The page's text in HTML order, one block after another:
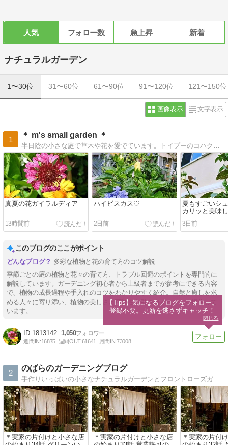
人気 フォロー数 急上昇 新着
ナチュラルガーデン
1〜30位 31〜60位 61〜90位 91〜120位 121〜150位
画像表示 文字表示
1
＊ m's small garden ＊
真夏の花ガイラルディア
13時間前
ハイビスカス♡
2日前
夏もすごいシ
カリッと美味
3日前
このブログのここがポイント
多彩な植物と花の育て方のコツ解説
季節ごとの庭の植物と花々の育て方、トラブル回避のポイントを専門的に
解説しています。ガーデニング初心者から上級者までが参考にできる内容
で、植物の成長過程や手入れのコツをわかりやすく紹介。自然と癒しを求
める人々に寄り添い、植物の美しさと可能性を引き出すヒントを提供して
います。
1813142 1,050
週間IN:16875 週間OUT:61641 月間IN:73008
2
のばらのガーデニングブログ
手作りいっぱいの小さなナチュラルガーデンとフロントローズガーデンﾟ･*:.｡.そして可愛い犬猫日記と日々のことを綴りますﾟ･*:.｡.
＊実家の片付けと小さな店
＊実家の片付けと小さな店
＊実家の片付
【Tips】気になるブログをフォロー。
登録不要。更新を逃さずキャッチ！
閉じる